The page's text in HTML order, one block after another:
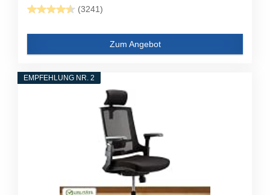
(3241)
Zum Angebot
EMPFEHLUNG NR. 2